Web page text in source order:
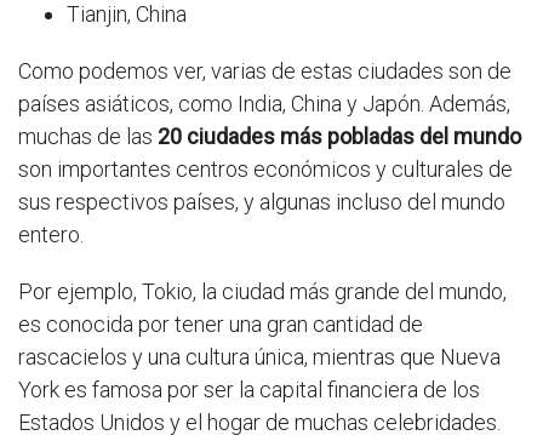
Tianjin, China
Como podemos ver, varias de estas ciudades son de
países asiáticos, como India, China y Japón. Además,
muchas de las 20 ciudades más pobladas del mundo
son importantes centros económicos y culturales de
sus respectivos países, y algunas incluso del mundo
entero.
Por ejemplo, Tokio, la ciudad más grande del mundo,
es conocida por tener una gran cantidad de
rascacielos y una cultura única, mientras que Nueva
York es famosa por ser la capital financiera de los
Estados Unidos y el hogar de muchas celebridades.